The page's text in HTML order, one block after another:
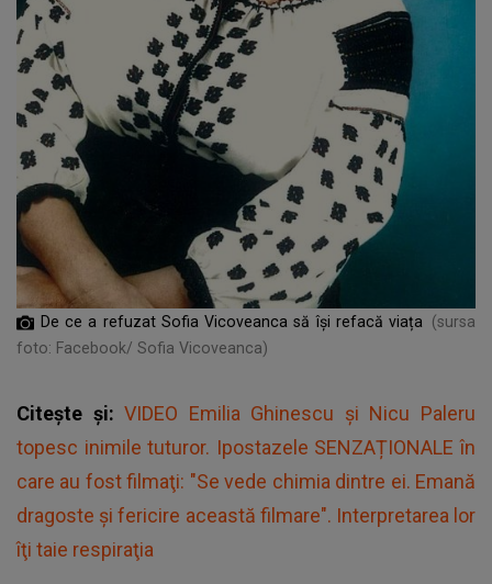
De ce a refuzat Sofia Vicoveanca să își refacă viața (sursa
foto: Facebook/ Sofia Vicoveanca)
Citește și:VIDEO Emilia Ghinescu și Nicu Paleru
topesc inimile tuturor. Ipostazele SENZAȚIONALE în
care au fost filmaţi: "Se vede chimia dintre ei. Emană
dragoste și fericire această filmare". Interpretarea lor
îţi taie respiraţia